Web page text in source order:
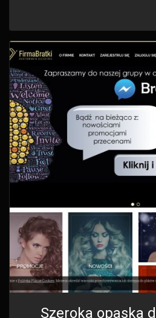
Szeroka opaska